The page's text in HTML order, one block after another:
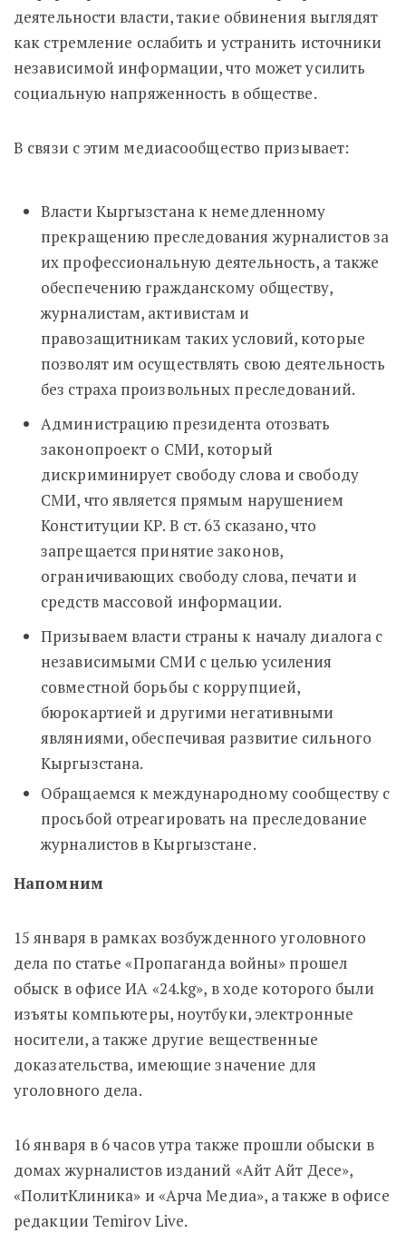
деятельности власти, такие обвинения выглядят
как стремление ослабить и устранить источники
независимой информации, что может усилить
социальную напряженность в обществе.
В связи с этим медиасообщество призывает:
Власти Кыргызстана к немедленному
прекращению преследования журналистов за
их профессиональную деятельность, а также
обеспечению гражданскому обществу,
журналистам, активистам и
правозащитникам таких условий, которые
позволят им осуществлять свою деятельность
без страха произвольных преследований.
Администрацию президента отозвать
законопроект о СМИ, который
дискриминирует свободу слова и свободу
СМИ, что является прямым нарушением
Конституции КР. В ст. 63 сказано, что
запрещается принятие законов,
ограничивающих свободу слова, печати и
средств массовой информации.
Призываем власти страны к началу диалога с
независимыми СМИ с целью усиления
совместной борьбы с коррупцией,
бюрокартией и другими негативными
являниями, обеспечивая развитие сильного
Кыргызстана.
Обращаемся к международному сообществу с
просьбой отреагировать на преследование
журналистов в Кыргызстане.
Напомним
15 января в рамках возбужденного уголовного
дела по статье «Пропаганда войны» прошел
обыск в офисе ИА «24.kg», в ходе которого были
изъяты компьютеры, ноутбуки, электронные
носители, а также другие вещественные
доказательства, имеющие значение для
уголовного дела.
16 января в 6 часов утра также прошли обыски в
домах журналистов изданий «Айт Айт Десе»,
«ПолитКлиника» и «Арча Медиа», а также в офисе
редакции Temirov Live.